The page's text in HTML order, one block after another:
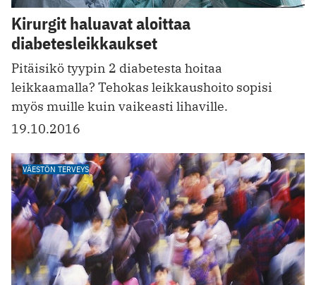
Kirurgit haluavat aloittaa
diabetesleikkaukset
Pitäisikö tyypin 2 diabetesta hoitaa
leikkaamalla? Tehokas leikkaushoito sopisi
myös muille kuin vaikeasti lihaville.
19.10.2016
VÄESTÖN TERVEYS